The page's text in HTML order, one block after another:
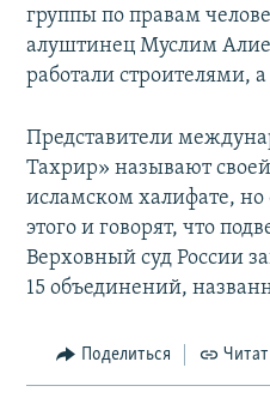
группы по правам
алуштинец Муслим
работали строителями,
Представители
Тахрир» называют
исламском халифате,
этого и говорят, что
Верховный суд России
15 объединений,
Поделиться